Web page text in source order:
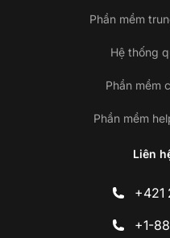
Phần mềm
Hệ thống
Phần mềm
Phần mềm
Liên
+421
+1-